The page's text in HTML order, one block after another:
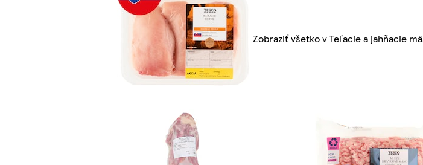
Zobraziť všetko v Teľacie a jahňacie